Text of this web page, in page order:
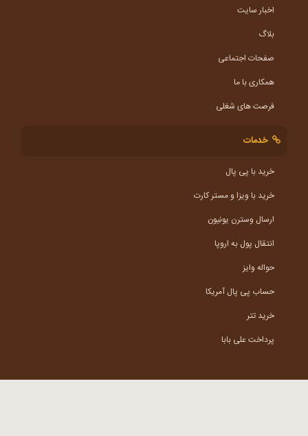
اخبار سایت
بلاگ
صفحات اجتماعی
همکاری با ما
فرصت های شغلی
خدمات
خرید با پی پال
خرید با ویزا و مستر کارت
ارسال وسترن یونیون
انتقال پول به اروپا
حواله وایز
حساب پی پال آمریکا
خرید تتر
پرداخت علی بابا